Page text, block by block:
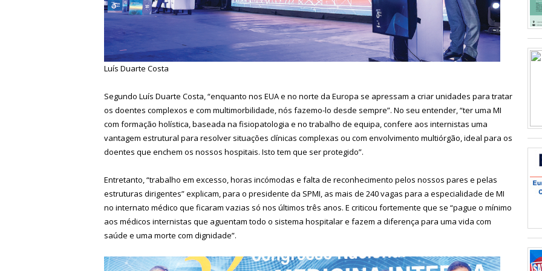
Luís Duarte Costa
Segundo Luís Duarte Costa, “enquanto nos EUA e no norte da Europa se apressam a criar unidades para tratar
os doentes complexos e com multimorbilidade, nós fazemo-lo desde sempre”. No seu entender, “ter uma MI
com formação holística, baseada na fisiopatologia e no trabalho de equipa, confere aos internistas uma
vantagem estrutural para resolver situações clínicas complexas ou com envolvimento multiórgão, ideal para os
doentes que enchem os nossos hospitais. Isto tem que ser protegido”.
Entretanto, “trabalho em excesso, horas incómodas e falta de reconhecimento pelos nossos pares e pelas
estruturas dirigentes” explicam, para o presidente da SPMI, as mais de 240 vagas para a especialidade de MI
no internato médico que ficaram vazias só nos últimos três anos. E criticou fortemente que se “pague o mínimo
aos médicos internistas que aguentam todo o sistema hospitalar e fazem a diferença para uma vida com
saúde e uma morte com dignidade”.